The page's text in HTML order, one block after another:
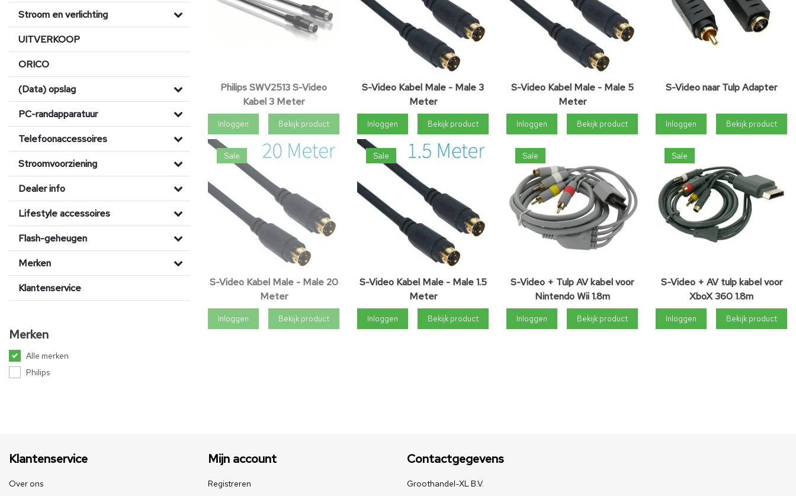
Stroom en verlichting
UITVERKOOP
ORICO
(Data) opslag
PC-randapparatuur
Telefoonaccessoires
Stroomvoorziening
Dealer info
Lifestyle accessoires
Flash-geheugen
Merken
Klantenservice
Merken
Alle merken
Philips
Philips SWV2513 S-Video
Kabel 3 Meter
Inloggen Bekijk product
S-Video Kabel Male - Male 3
Meter
Inloggen Bekijk product
S-Video Kabel Male - Male 5
Meter
Inloggen Bekijk product
S-Video naar Tulp Adapter
Inloggen Bekijk product
Sale
S-Video Kabel Male - Male 20
Meter
Inloggen Bekijk product
Sale
S-Video Kabel Male - Male 1.5
Meter
Inloggen Bekijk product
Sale
S-Video + Tulp AV kabel voor
Nintendo Wii 1.8m
Inloggen Bekijk product
Sale
S-Video + AV tulp kabel voor
XboX 360 1.8m
Inloggen Bekijk product
Klantenservice
Over ons
Mijn account
Registreren
Contactgegevens
Groothandel-XL B.V.